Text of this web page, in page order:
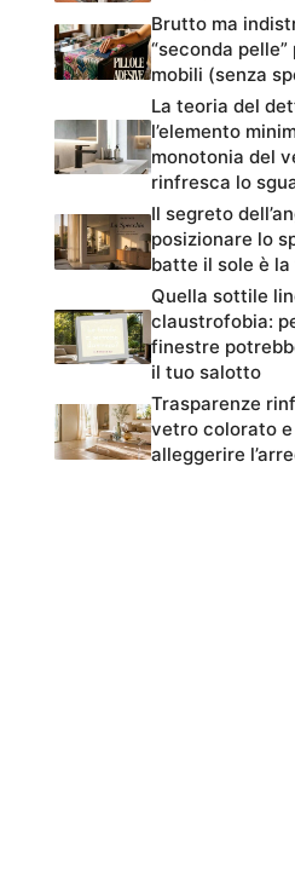
Brutto ma
“seconda
mobili (senza
La teoria del
l’elemento
monotonia del
rinfresca lo
Il segreto
posizionare lo
batte il sole è
Quella sottile
claustrofobia:
finestre
il tuo salotto
Trasparenze
vetro colorato
alleggerire